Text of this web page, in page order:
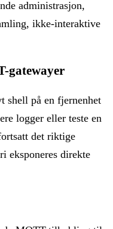
administrasjon,
ikke-interaktive
gatewayer
shell på en fjernenhet
logger eller teste en
det riktige
eksponeres direkte